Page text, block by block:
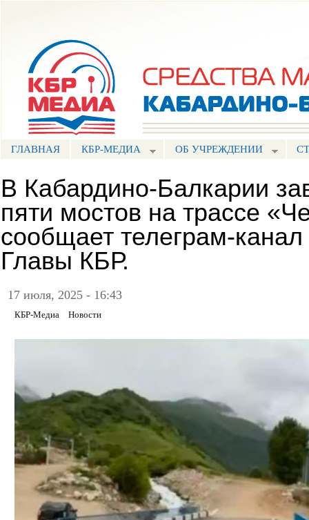
ГЛАВНАЯ КБР-МЕДИА ОБ УЧРЕЖДЕНИИ
В Кабардино-Балкарии
пяти мостов на трассе
сообщает телеграм-
Главы КБР.
17 июля, 2025 - 16:43
КБР-Медиа Новости